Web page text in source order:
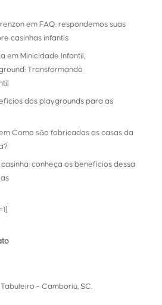
em FAQ: respondemos suas
casinhas infantis
em Minicidade Infantil,
Transformando
dos playgrounds para as
Como são fabricadas as casas da
conheça os benefícios dessa
- Camboriú, SC.